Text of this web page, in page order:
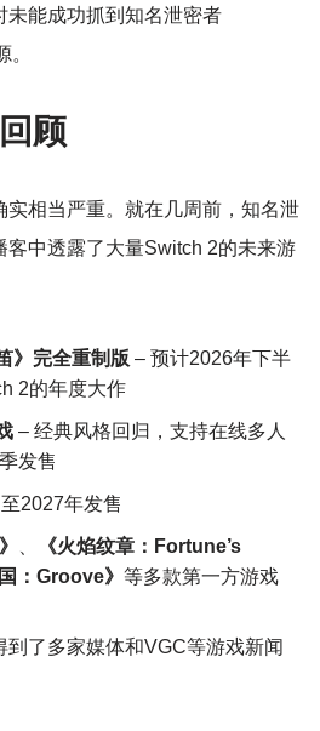
未能成功抓到知名泄密者
。
顾
实相当严重。就在几周前，知名泄
客中透露了大量Switch 2的未来游
》完全重制版 – 预计2026年下半
2的年度大作
– 经典风格回归，支持在线多人
发售
2027年发售
《火焰纹章：Fortune’s
：Groove》 等多款第一方游戏
了多家媒体和VGC等游戏新闻